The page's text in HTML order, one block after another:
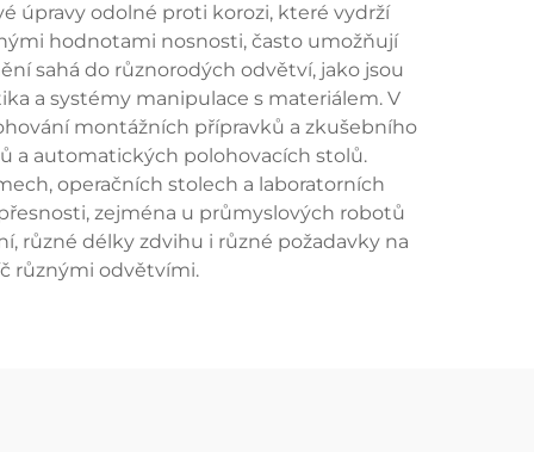
úpravy odolné proti korozi, které vydrží
hodnotami nosnosti, často umožňují
sahá do různorodých odvětví, jako jsou
a systémy manipulace s materiálem. V
montážních přípravků a zkušebního
a automatických polohovacích stolů.
operačních stolech a laboratorních
zejména u průmyslových robotů
různé délky zdvihu i různé požadavky na
různými odvětvími.